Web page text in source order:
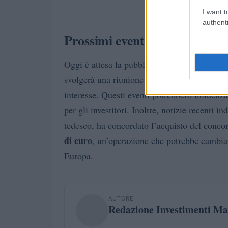
I want
Prossimi eventi economici
Oggi è attesa la pubblicazione di dati
svolgerà una riunione della Banca
interesse. Questi eventi potrebbero
per gli investitori. Inoltre, notizie recenti
tedesco, ha concordato l’acquisto del
di euro, un’operazione che potrebbe
Europa.
AUTORE
Redazione Investimenti